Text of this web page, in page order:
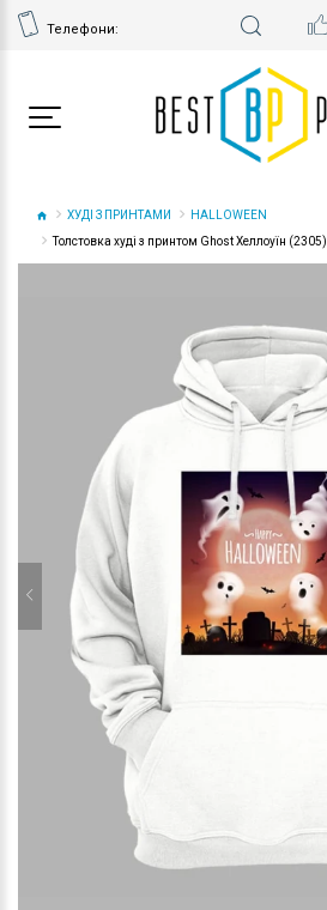
Телефони:
ХУДІ З ПРИНТАМИ
HALLOWEEN
Толстовка худі з принтом Ghost Хеллоуїн (2305)